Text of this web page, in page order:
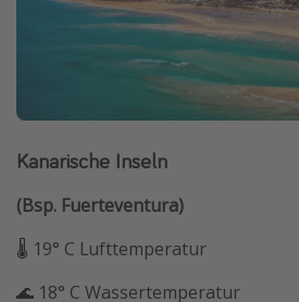
Kanarische Inseln
(Bsp. Fuerteventura)
🌡 19° C Lufttemperatur
🌊 18° C Wassertemperatur